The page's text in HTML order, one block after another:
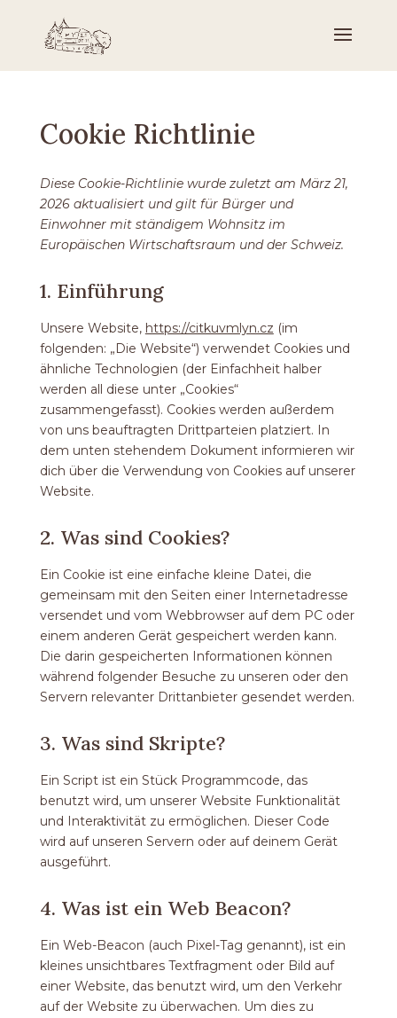
Cookie Richtlinie
Diese Cookie-Richtlinie wurde zuletzt am März 21,
2026 aktualisiert und gilt für Bürger und
Einwohner mit ständigem Wohnsitz im
Europäischen Wirtschaftsraum und der Schweiz.
1. Einführung
Unsere Website, https://citkuvmlyn.cz (im
folgenden: „Die Website“) verwendet Cookies und
ähnliche Technologien (der Einfachheit halber
werden all diese unter „Cookies“
zusammengefasst). Cookies werden außerdem
von uns beauftragten Drittparteien platziert. In
dem unten stehendem Dokument informieren wir
dich über die Verwendung von Cookies auf unserer
Website.
2. Was sind Cookies?
Ein Cookie ist eine einfache kleine Datei, die
gemeinsam mit den Seiten einer Internetadresse
versendet und vom Webbrowser auf dem PC oder
einem anderen Gerät gespeichert werden kann.
Die darin gespeicherten Informationen können
während folgender Besuche zu unseren oder den
Servern relevanter Drittanbieter gesendet werden.
3. Was sind Skripte?
Ein Script ist ein Stück Programmcode, das
benutzt wird, um unserer Website Funktionalität
und Interaktivität zu ermöglichen. Dieser Code
wird auf unseren Servern oder auf deinem Gerät
ausgeführt.
4. Was ist ein Web Beacon?
Ein Web-Beacon (auch Pixel-Tag genannt), ist ein
kleines unsichtbares Textfragment oder Bild auf
einer Website, das benutzt wird, um den Verkehr
auf der Website zu überwachen. Um dies zu